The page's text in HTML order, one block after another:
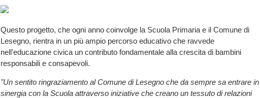
Questo progetto, che ogni anno coinvolge la Scuola Primaria e il Comune di
Lesegno, rientra in un più ampio percorso educativo che ravvede
nell’educazione civica un contributo fondamentale alla crescita di bambini
responsabili e consapevoli.
"Un sentito ringraziamento al Comune di Lesegno che da sempre sa entrare in
sinergia con la Scuola attraverso iniziative che creano un tessuto di relazioni